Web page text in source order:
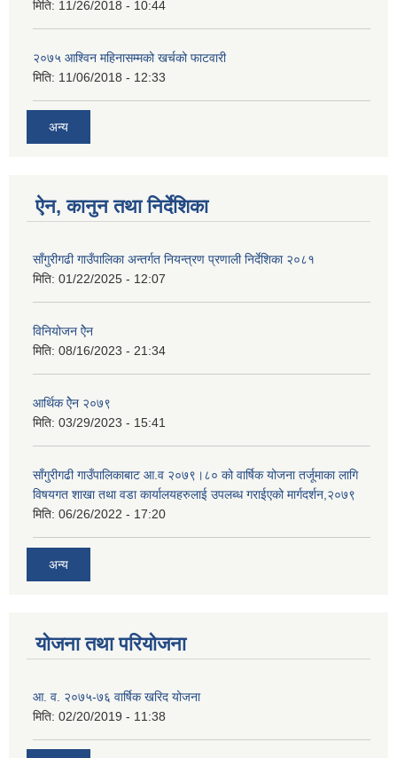
मिति: 11/26/2018 - 10:44
२०७५ आश्विन महिनासम्मको खर्चको फाटवारी
मिति: 11/06/2018 - 12:33
अन्य
ऐन, कानुन तथा निर्देशिका
साँगुरीगढी गाउँपालिका अन्तर्गत नियन्त्रण प्रणाली निर्देशिका २०८१
मिति: 01/22/2025 - 12:07
विनियोजन ऐेन
मिति: 08/16/2023 - 21:34
आर्थिक ऐेन २०७९
मिति: 03/29/2023 - 15:41
साँगुरीगढी गाउँपालिकाबाट आ.व २०७९।८० को वार्षिक योजना तर्जूमाका लागि
विषयगत शाखा तथा वडा कार्यालयहरुलाई उपलब्ध गराईएको मार्गदर्शन,२०७९
मिति: 06/26/2022 - 17:20
अन्य
योजना तथा परियोजना
आ. व. २०७५-७६ वार्षिक खरिद योजना
मिति: 02/20/2019 - 11:38